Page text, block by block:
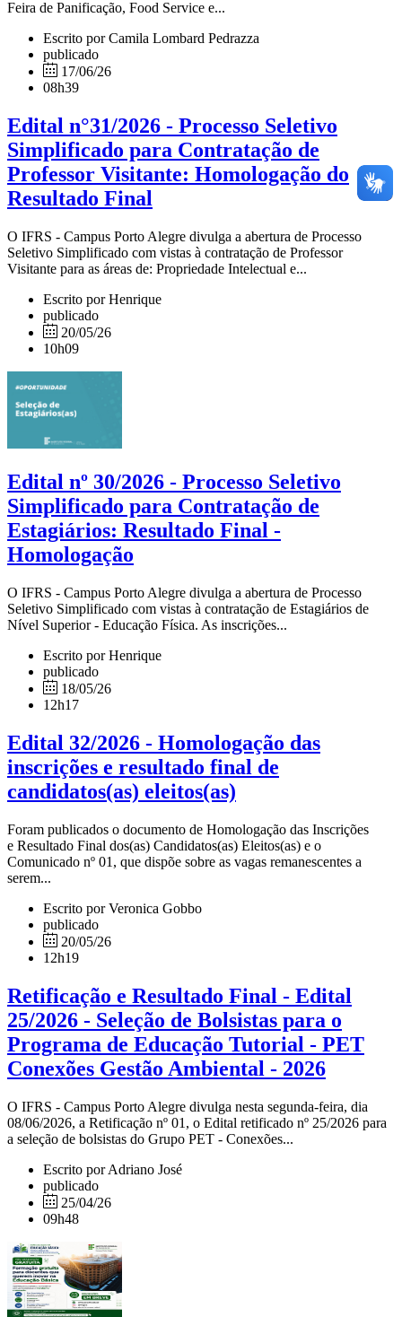
Feira de Panificação, Food Service e...
Escrito por Camila Lombard Pedrazza
publicado
17/06/26
08h39
Edital n°31/2026 - Processo Seletivo
Simplificado para Contratação de
Professor Visitante: Homologação do
Resultado Final
O IFRS - Campus Porto Alegre divulga a abertura de Processo
Seletivo Simplificado com vistas à contratação de Professor
Visitante para as áreas de: Propriedade Intelectual e...
Escrito por Henrique
publicado
20/05/26
10h09
Edital nº 30/2026 - Processo Seletivo
Simplificado para Contratação de
Estagiários: Resultado Final -
Homologação
O IFRS - Campus Porto Alegre divulga a abertura de Processo
Seletivo Simplificado com vistas à contratação de Estagiários de
Nível Superior - Educação Física. As inscrições...
Escrito por Henrique
publicado
18/05/26
12h17
Edital 32/2026 - Homologação das
inscrições e resultado final de
candidatos(as) eleitos(as)
Foram publicados o documento de Homologação das Inscrições
e Resultado Final dos(as) Candidatos(as) Eleitos(as) e o
Comunicado nº 01, que dispõe sobre as vagas remanescentes a
serem...
Escrito por Veronica Gobbo
publicado
20/05/26
12h19
Retificação e Resultado Final - Edital
25/2026 - Seleção de Bolsistas para o
Programa de Educação Tutorial - PET
Conexões Gestão Ambiental - 2026
O IFRS - Campus Porto Alegre divulga nesta segunda-feira, dia
08/06/2026, a Retificação nº 01, o Edital retificado nº 25/2026 para
a seleção de bolsistas do Grupo PET - Conexões...
Escrito por Adriano José
publicado
25/04/26
09h48